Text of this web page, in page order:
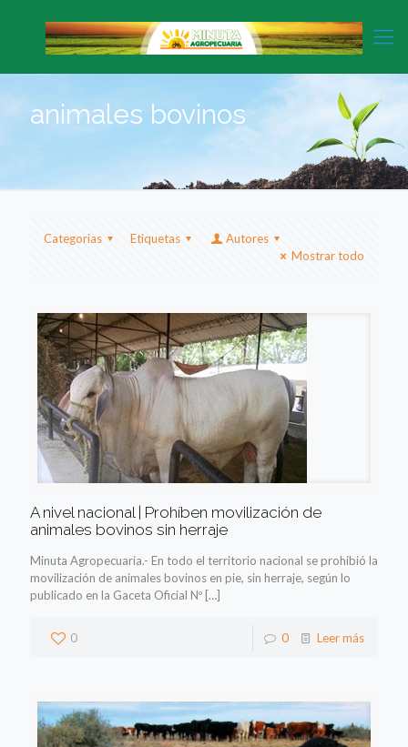
animales bovinos
Categorias Etiquetas
Autores
Mostrar todo
A nivel nacional | Prohíben movilización de
animales bovinos sin herraje
Minuta Agropecuaria.- En todo el territorio nacional se prohibió la
movilización de animales bovinos en pie, sin herraje, según lo
publicado en la Gaceta Oficial Nº […]
0 0 Leer más